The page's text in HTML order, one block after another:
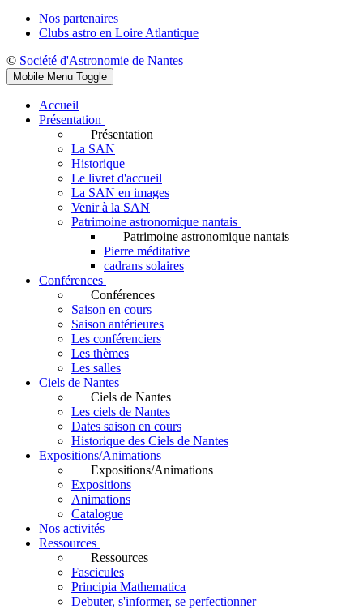
Nos partenaires
Clubs astro en Loire Atlantique
© Société d'Astronomie de Nantes
Mobile Menu Toggle
Accueil
Présentation
Présentation
La SAN
Historique
Le livret d'accueil
La SAN en images
Venir à la SAN
Patrimoine astronomique nantais
Patrimoine astronomique nantais
Pierre méditative
cadrans solaires
Conférences
Conférences
Saison en cours
Saison antérieures
Les conférenciers
Les thèmes
Les salles
Ciels de Nantes
Ciels de Nantes
Les ciels de Nantes
Dates saison en cours
Historique des Ciels de Nantes
Expositions/Animations
Expositions/Animations
Expositions
Animations
Catalogue
Nos activités
Ressources
Ressources
Fascicules
Principia Mathematica
Debuter, s'informer, se perfectionner